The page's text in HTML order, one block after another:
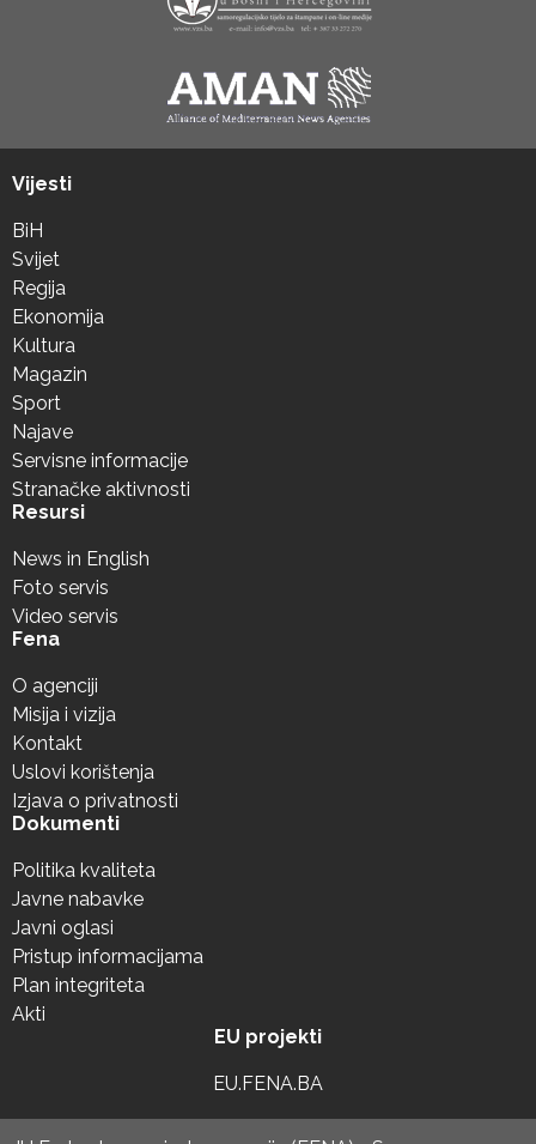
Vijesti
BiH
Svijet
Regija
Ekonomija
Kultura
Magazin
Sport
Najave
Servisne informacije
Stranačke aktivnosti
Resursi
News in English
Foto servis
Video servis
Fena
O agenciji
Misija i vizija
Kontakt
Uslovi korištenja
Izjava o privatnosti
Dokumenti
Politika kvaliteta
Javne nabavke
Javni oglasi
Pristup informacijama
Plan integriteta
Akti
EU projekti
EU.FENA.BA